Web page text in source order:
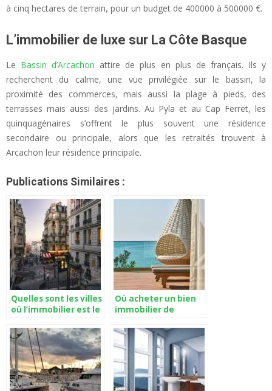
à cinq hectares de terrain, pour un budget de 400000 à 500000 €.
L’immobilier de luxe sur La Côte Basque
Le Bassin d’Arcachon attire de plus en plus de français. Ils y
recherchent du calme, une vue privilégiée sur le bassin, la
proximité des commerces, mais aussi la plage à pieds, des
terrasses mais aussi des jardins. Au Pyla et au Cap Ferret, les
quinquagénaires s’offrent le plus souvent une résidence
secondaire ou principale, alors que les retraités trouvent à
Arcachon leur résidence principale.
Publications Similaires :
Quelles sont les villes
où l’immobilier est le
Où acheter un bien
immobilier de
?